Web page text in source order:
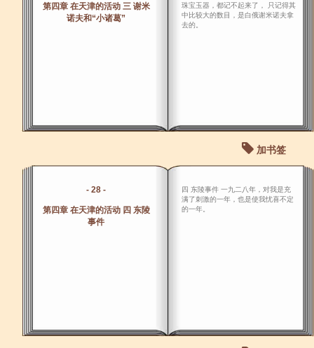
第四章 在天津的活动 三 谢米
诺夫和“小诸葛”
珠宝玉器，都记不起来了， 只记得其
中比较大的数目，是白俄谢米诺夫拿
去的。
加书签
- 28 -
第四章 在天津的活动 四 东陵
事件
四 东陵事件 一九二八年，对我是充
满了刺激的一年，也是使我忧喜不定
的一年。